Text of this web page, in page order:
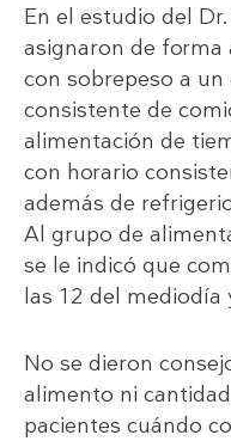
En el estudio del
asignaron de forma
con sobrepeso a
consistente de
alimentación de
con horario
además de
Al grupo de
se le indicó que
las 12 del mediodía
No se dieron
alimento ni
pacientes cuándo